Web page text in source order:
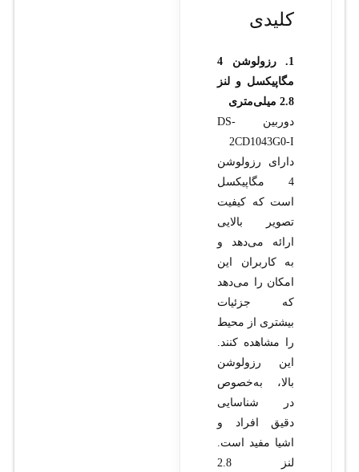
کلیدی
1. رزولوشن 4
مگاپیکسل و لنز
2.8 میلی‌متری
دوربین DS-
2CD1043G0-I
دارای رزولوشن
4 مگاپیکسل
است که کیفیت
تصویر بالایی
ارائه می‌دهد و
به کاربران این
امکان را می‌دهد
که جزئیات
بیشتری از محیط
را مشاهده کنند.
این رزولوشن
بالا، به‌خصوص
در شناسایی
دقیق افراد و
اشیا مفید است.
لنز 2.8